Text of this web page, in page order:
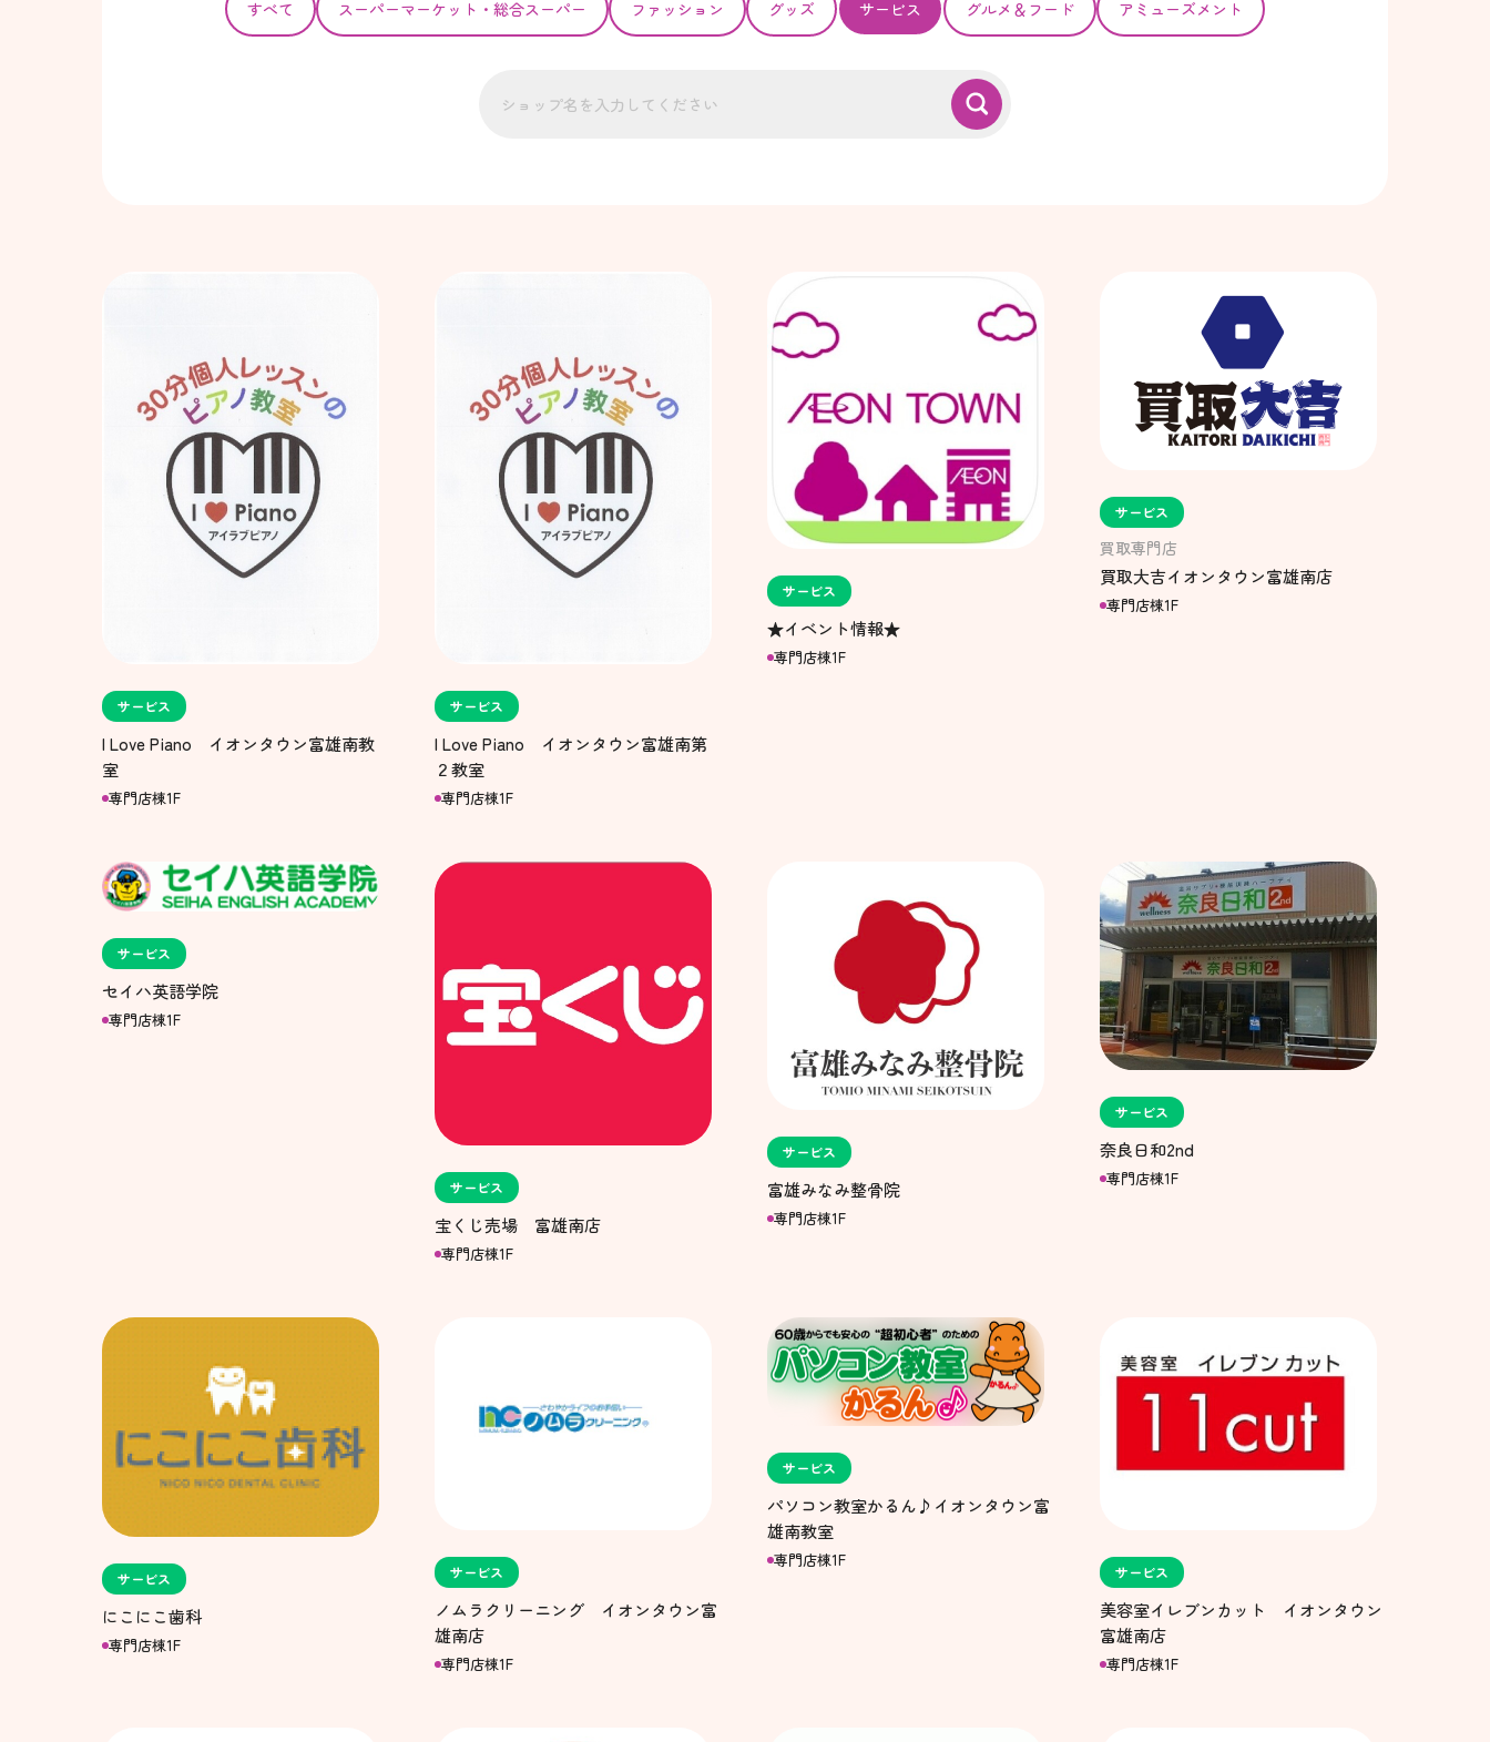
すべて スーパーマーケット・ 総合スーパー ファッション グッズ サービス グルメ＆フード アミューズメント
サービス
I Love Piano イオンタウン富雄南教
室
専門店棟1F
サービス
I Love Piano イオンタウン富雄南第
２教室
専門店棟1F
サービス
★イベント情報★
専門店棟1F
サービス
買取専門店
買取大吉イオンタウン富雄南店
専門店棟1F
サービス
セイハ英語学院
専門店棟1F
サービス
宝くじ売場 富雄南店
専門店棟1F
サービス
富雄みなみ整骨院
専門店棟1F
サービス
奈良日和2nd
専門店棟1F
サービス
にこにこ歯科
専門店棟1F
サービス
ノムラクリーニング イオンタウン富
雄南店
専門店棟1F
サービス
パソコン教室かるん♪イオンタウン富
雄南教室
専門店棟1F
サービス
美容室イレブンカット イオンタウン
富雄南店
専門店棟1F